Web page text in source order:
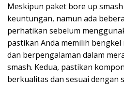
Meskipun paket bore up
keuntungan, namun ada
perhatikan sebelum
pastikan Anda memilih
dan berpengalaman dalam
smash. Kedua, pastikan
berkualitas dan sesuai dengan